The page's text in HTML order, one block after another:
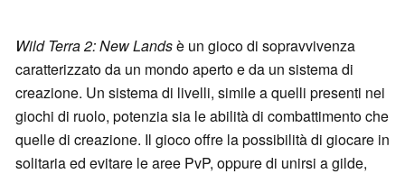
Wild Terra 2: New Landsè un gioco di sopravvivenza
caratterizzato da un mondo aperto e da un sistema di
creazione. Un sistema di livelli, simile a quelli presenti nei
giochi di ruolo, potenzia sia le abilità di combattimento che
quelle di creazione. Il gioco offre la possibilità di giocare in
solitaria ed evitare le aree PvP, oppure di unirsi a gilde,